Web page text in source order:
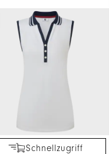
Schnellzugriff